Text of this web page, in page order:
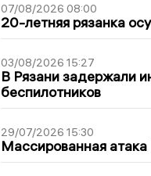
07/08/2026 08:00
20-летняя рязанка
03/08/2026 15:27
В Рязани задержали
беспилотников
29/07/2026 15:30
Массированная